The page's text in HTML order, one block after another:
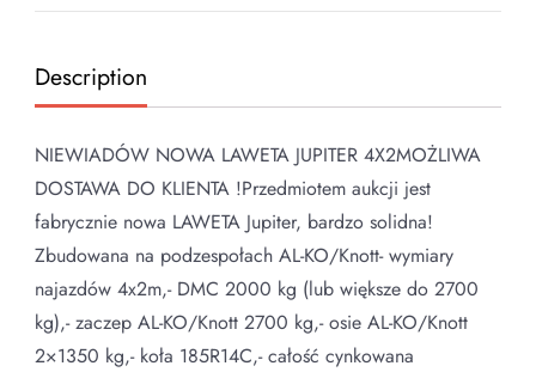
Description
NIEWIADÓW NOWA LAWETA JUPITER 4X2MOŻLIWA
DOSTAWA DO KLIENTA !Przedmiotem aukcji jest
fabrycznie nowa LAWETA Jupiter, bardzo solidna!
Zbudowana na podzespołach AL-KO/Knott- wymiary
najazdów 4x2m,- DMC 2000 kg (lub większe do 2700
kg),- zaczep AL-KO/Knott 2700 kg,- osie AL-KO/Knott
2×1350 kg,- koła 185R14C,- całość cynkowana